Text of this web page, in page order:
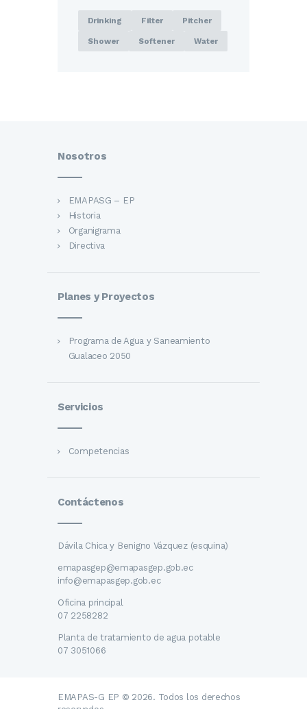
Drinking Filter Pitcher
Shower Softener Water
Nosotros
EMAPASG – EP
Historia
Organigrama
Directiva
Planes y Proyectos
Programa de Agua y Saneamiento
Gualaceo 2050
Servicios
Competencias
Contáctenos
Dávila Chica y Benigno Vázquez (esquina)
emapasgep@emapasgep.gob.ec
info@emapasgep.gob.ec
Oficina principal
07 2258282
Planta de tratamiento de agua potable
07 3051066
EMAPAS-G EP © 2026. Todos los derechos